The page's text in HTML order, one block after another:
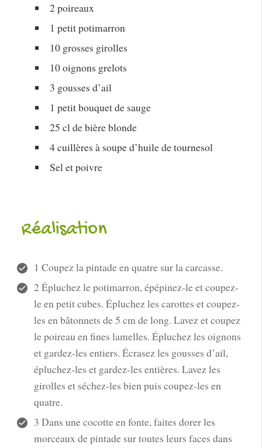
2 poireaux
1 petit potimarron
10 grosses girolles
10 oignons grelots
3 gousses d’ail
1 petit bouquet de sauge
25 cl de bière blonde
4 cuillères à soupe d’huile de tournesol
Sel et poivre
Réalisation
1 Coupez la pintade en quatre sur la carcasse.
2 Épluchez le potimarron, épépinez-le et coupez-
le en petit cubes. Épluchez les carottes et coupez-
les en bâtonnets de 5 cm de long. Lavez et coupez
le poireau en fines lamelles. Épluchez les oignons
et gardez-les entiers. Écrasez les gousses d’ail,
épluchez-les et gardez-les entières. Lavez les
girolles et séchez-les bien puis coupez-les en
quatre.
3 Dans une cocotte en fonte, faites dorer les
morceaux de pintade sur toutes leurs faces dans